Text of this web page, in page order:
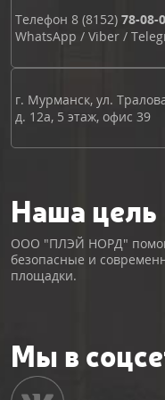
Телефон 8 (8152) 78-08-
WhatsApp / Viber /
г. Мурманск, ул.
д. 12а, 5 этаж, офис 39
Наша цель
ООО "ПЛЭЙ НОРД"
безопасные и
площадки.
Мы в